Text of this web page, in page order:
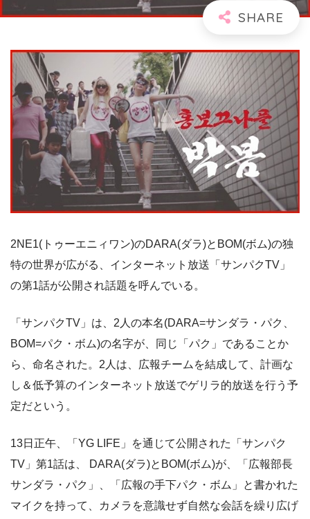
2NE1(トゥーエニィワン)のDARA(ダラ)とBOM(ボム)の独
特の世界が広がる、インターネット放送「サンパクTV」
の第1話が公開され話題を呼んでいる。
「サンパクTV」は、2人の本名(DARA=サンダラ・パク、
BOM=パク・ボム)の名字が、同じ「パク」であることか
ら、命名された。2人は、広報チームを結成して、計画な
し＆低予算のインターネット放送でゲリラ的放送を行う予
定だという。
13日正午、「YG LIFE」を通じて公開された「サンパク
TV」第1話は、 DARA(ダラ)とBOM(ボム)が、「広報部長
サンダラ・パク」、「広報の手下パク・ボム」と書かれた
マイクを持って、カメラを意識せず自然な会話を繰り広げ